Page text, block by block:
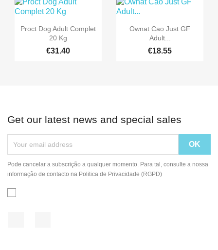
 Quick view
Proct Dog Adult Complet
20 Kg
€31.40
 Quick view
Ownat Cao Just GF
Adult...
€18.55
Get our latest news and special sales
Pode cancelar a subscrição a qualquer momento. Para tal, consulte a nossa
informação de contacto na Politica de Privacidade (RGPD)